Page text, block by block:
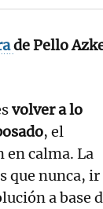
de Pello
volver a lo
, el
calma. La
que nunca, ir
a base